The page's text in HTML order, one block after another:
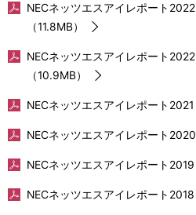
NECネッツエスアイレポート
（11.8MB）
NECネッツエスアイレポート
（10.9MB）
NECネッツエスアイレポート2021
NECネッツエスアイレポート2020
NECネッツエスアイレポート2019
NECネッツエスアイレポート2018